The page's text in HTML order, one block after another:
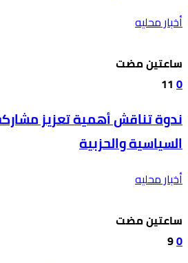
أخبار محليه
‫‫‫‏‫ساعتين مضت‬
0
11
ندوة تناقش أهمية تعزيز
السياسية والحزبية
أخبار محليه
‫‫‫‏‫ساعتين مضت‬
0
9